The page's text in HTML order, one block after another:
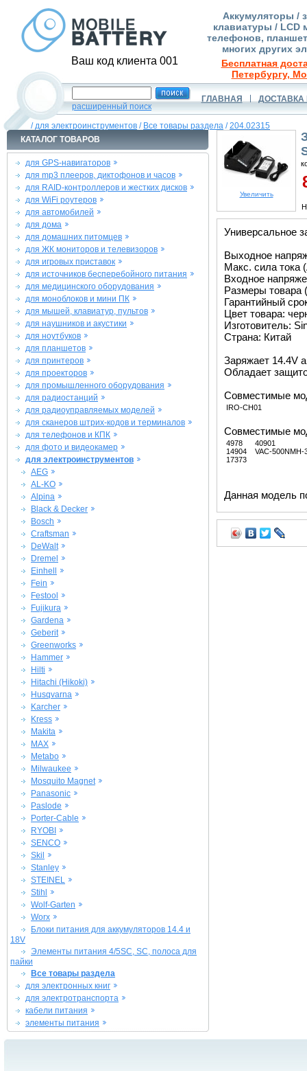
Ваш код клиента 001
Аккумуляторы /
клавиатуры / LCD
телефонов,
многих других
Бесплатная
Петербургу,
расширенный поиск
ГЛАВНАЯ ДОСТАВКА
/для электроинструментов / Все товары раздела /204.02315
КАТАЛОГ ТОВАРОВ
для GPS-навигаторов
для mp3 плееров, диктофонов и часов
для RAID-контроллеров и жестких дисков
для WiFi роутеров
для автомобилей
для дома
для домашних питомцев
для ЖК мониторов и телевизоров
для игровых приставок
для источников бесперебойного питания
для медицинского оборудования
для моноблоков и мини ПК
для мышей, клавиатур, пультов
для наушников и акустики
для ноутбуков
для планшетов
для принтеров
для проекторов
для промышленного оборудования
для радиостанций
для радиоуправляемых моделей
для сканеров штрих-кодов и терминалов
для телефонов и КПК
для фото и видеокамер
для электроинструментов
AEG
AL-KO
Alpina
Black & Decker
Bosch
Craftsman
DeWalt
Dremel
Einhell
Fein
Festool
Fujikura
Gardena
Geberit
Greenworks
Hammer
Hilti
Hitachi (Hikoki)
Husqvarna
Karcher
Kress
Makita
MAX
Metabo
Milwaukee
Mosquito Magnet
Panasonic
Paslode
Porter-Cable
RYOBI
SENCO
Skil
Stanley
STEINEL
Stihl
Wolf-Garten
Worx
Блоки питания для аккумуляторов 14.4 и
18V
Элементы питания 4/5SC, SC, полоса для
пайки
Все товары раздела
для электронных книг
для электротранспорта
кабели питания
элементы питания
Увеличить
Универсальное
Выходное
Макс. сила тока
Входное
Размеры товара
Гарантийный
Цвет товара:
Изготовитель:
Страна: Китай
Заряжает 14.4V
Обладает
Совместимые
IRO-CH01
Совместимые
4978
14904
17373
40901
VAC-500NMH-
Данная модель